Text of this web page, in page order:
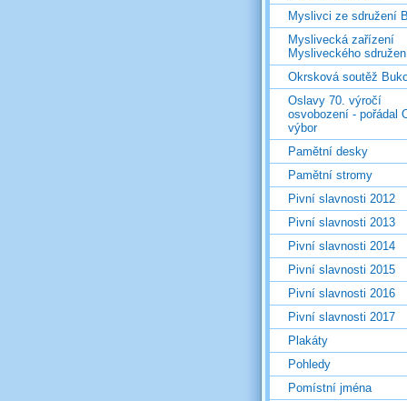
Myslivci ze sdružení
Myslivecká zařízení
Mysliveckého
Okrsková soutěž
Oslavy 70. výročí
osvobození - pořádal
výbor
Pamětní desky
Pamětní stromy
Pivní slavnosti 2012
Pivní slavnosti 2013
Pivní slavnosti 2014
Pivní slavnosti 2015
Pivní slavnosti 2016
Pivní slavnosti 2017
Plakáty
Pohledy
Pomístní jména